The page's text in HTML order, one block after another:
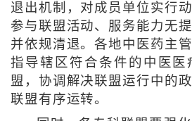
退出机制，对成员单位实行
参与联盟活动、服务能力无
并依规清退。各地中医药主
指导辖区符合条件的中医医
盟，协调解决联盟运行中的
联盟有序运转。